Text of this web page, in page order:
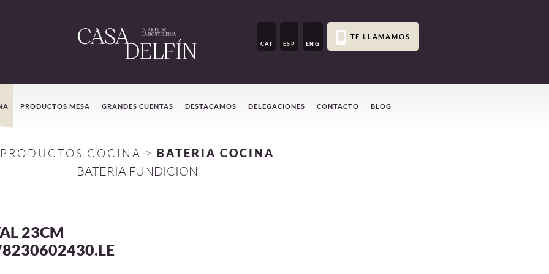
CAT ESP ENG
TE LLAMAMOS
PRODUCTOS MESA GRANDES CUENTAS DESTACAMOS DELEGACIONES CONTACTO BLOG
PRODUCTOS COCINA > BATERIA COCINA
BATERIA FUNDICION
23CM